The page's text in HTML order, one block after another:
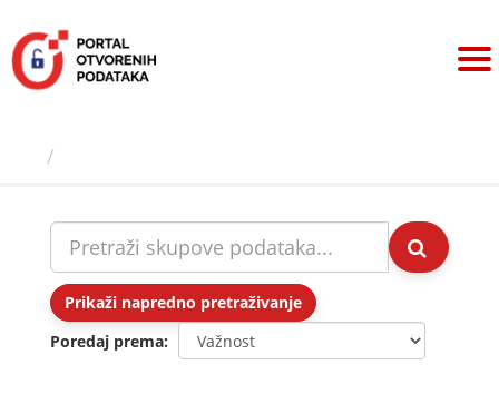
sadržaj
Prikaži napredno pretraživanje
Poredaj prema